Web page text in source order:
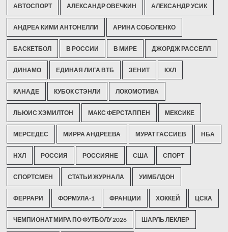
АВТОСПОРТ АЛЕКСАНДР ОВЕЧКИН АЛЕКСАНДР УСИК
АНДРЕА КИМИ АНТОНЕЛЛИ АРИНА СОБОЛЕНКО
БАСКЕТБОЛ В РОССИИ В МИРЕ ДЖОРДЖ РАССЕЛЛ
ДИНАМО ЕДИНАЯ ЛИГА ВТБ ЗЕНИТ КХЛ
КАНАДЕ КУБОК СТЭНЛИ ЛОКОМОТИВА
ЛЬЮИС ХЭМИЛТОН МАКС ФЕРСТАППЕН МЕКСИКЕ
МЕРСЕДЕС МИРРА АНДРЕЕВА МУРАТ ГАССИЕВ НБА
НХЛ РОССИЯ РОССИЯНЕ США СПОРТ
СПОРТСМЕН СТАТЬИ ЖУРНАЛА УИМБЛДОН
ФЕРРАРИ ФОРМУЛА-1 ФРАНЦИИ ХОККЕЙ ЦСКА
ЧЕМПИОНАТ МИРА ПО ФУТБОЛУ 2026 ШАРЛЬ ЛЕКЛЕР